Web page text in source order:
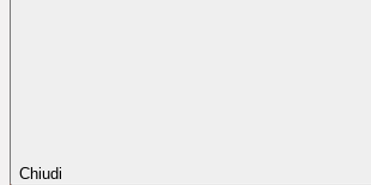
Chiudi